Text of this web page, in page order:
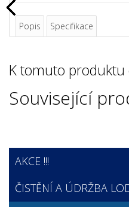
Popis Specifikace
K tomuto
Související
AKCE !!!
ČISTĚNÍ A ÚDRŽBA